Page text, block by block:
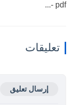
pdf -...
تعليقات
إرسال تعليق